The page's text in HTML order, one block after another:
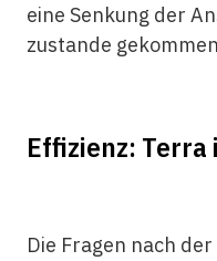
eine Senkung der
zustande
Effizienz:
Die Fragen nach